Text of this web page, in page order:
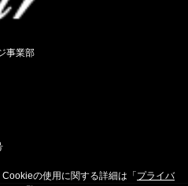
の使用に関する詳細は「プライバ
事業部